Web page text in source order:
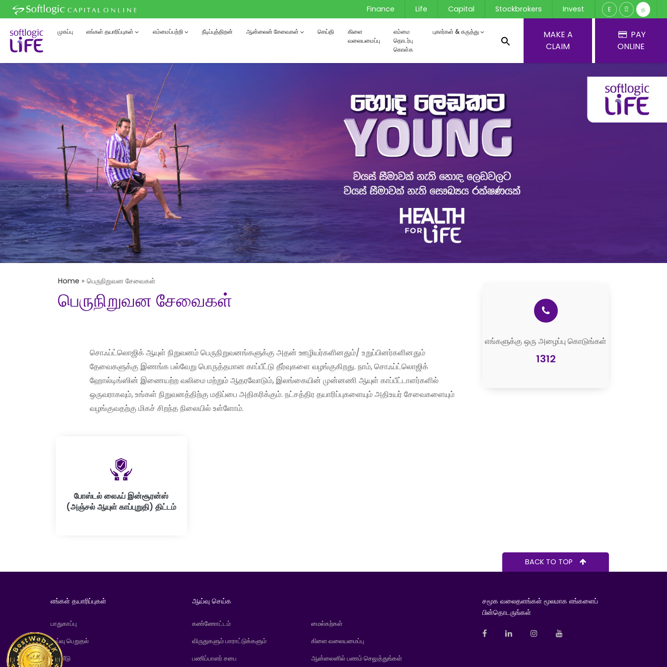
Finance Life Capital Stockbrokers Invest E සි த
முகப்பு எங்கள் தயாரிப்புகள் எம்மைப்பற்றி நீடிப்புத்திறன் ஆன்லைன் சேவைகள் செய்தி
கிளை
வலையமைப்பு
எம்மை
தொடர்பு
கொள்க
புகார்கள் & கருத்து
MAKE A
CLAIM
PAY
ONLINE
Home » பெருநிறுவன சேவைகள்
பெருநிறுவன சேவைகள்
சொஃப்ட்லொஜிக் ஆயுள் நிறுவனம் பெருநிறுவனங்களுக்கு அதன் ஊழியர்களினதும்/ உறுப்பினர்களினதும்
தேவைகளுக்கு இணங்க பல்வேறு பொருத்தமான காப்பீட்டு தீர்வுகளை வழங்குகிறது. நாம், சொஃப்ட்லொஜிக்
ஹோல்டிங்ஸின் இணையற்ற வலிமை மற்றும் ஆதரவோடும், இலங்கையின் முன்னணி ஆயுள் காப்பீட்டாளர்களில்
ஒருவராகவும், உங்கள் நிறுவனத்திற்கு மதிப்பை அதிகரிக்கும். நட்சத்திர தயாரிப்புகளையும் அதிஉயர் சேவைகளையும்
வழங்குவதற்கு மிகச் சிறந்த நிலையில் உள்ளோம்.
போஸ்டல் லைஃப் இன்சூரன்ஸ்
(அஞ்சல் ஆயுள் காப்புறுதி) திட்டம்
எங்களுக்கு ஒரு அழைப்பு கொடுங்கள்
1312
BACK TO TOP
எங்கள் தயாரிப்புகள்
பாதுகாப்பு
ஓய்வு பெறுதல்
முதலீடு
ஆய்வு செய்க
கண்ணோட்டம்
விருதுகளும் பாராட்டுக்களும்
பணிப்பாளர் சபை
மைல்கற்கள்
கிளை வலையமைப்பு
ஆன்லைனில் பணம் செலுத்துங்கள்
சமூக வலைதளங்கள் மூலமாக எங்களைப்
பின்தொடருங்கள்